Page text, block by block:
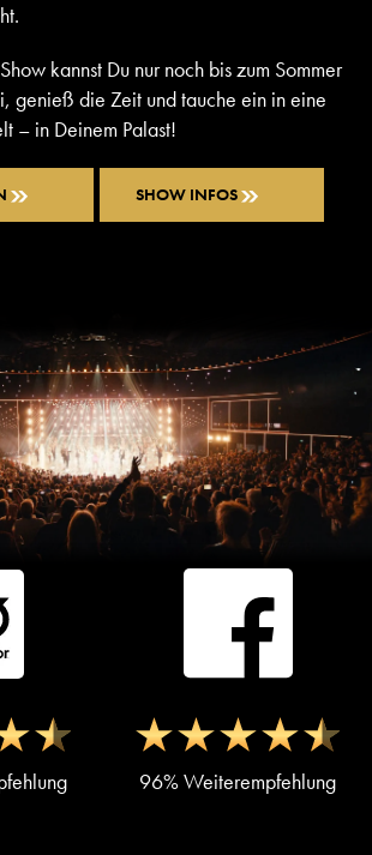
kannst Du nur noch bis zum Sommer
genieß die Zeit und tauche ein in eine
– in Deinem Palast!
SHOW INFOS
96% Weiterempfehlung